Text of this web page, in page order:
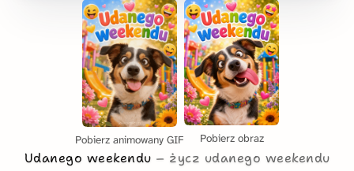
Pobierz animowany GIF Pobierz obraz
Udanego weekendu
życz udanego weekendu